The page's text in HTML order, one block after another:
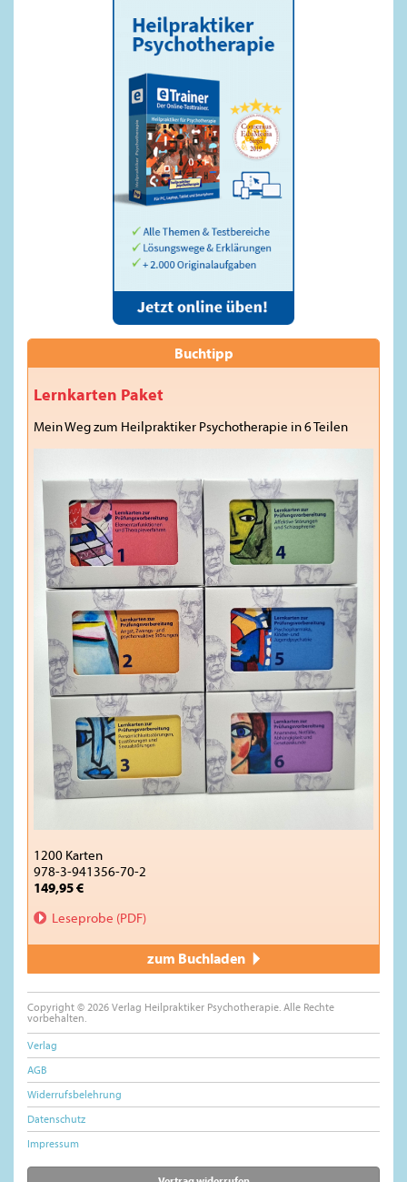
Buchtipp
Lernkarten Paket
Mein Weg zum Heilpraktiker Psychotherapie in 6 Teilen
1200 Karten
978-3-941356-70-2
149,95 €
Leseprobe (PDF)
zum Buchladen
Copyright © 2026 Verlag Heilpraktiker Psychotherapie. Alle Rechte
vorbehalten.
Verlag
AGB
Widerrufsbelehrung
Datenschutz
Impressum